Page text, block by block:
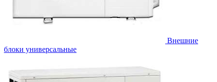
Внешние
блоки универсальные